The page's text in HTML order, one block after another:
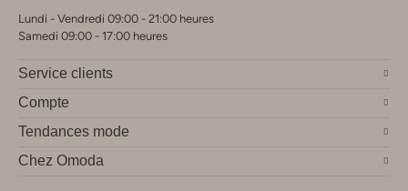
Lundi - Vendredi 09:00 - 21:00 heures
Samedi 09:00 - 17:00 heures
Service clients
Compte
Tendances mode
Chez Omoda